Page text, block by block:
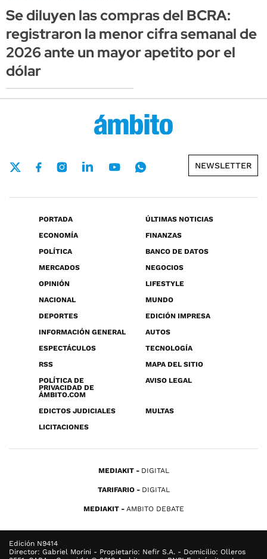
Se diluyen las compras del BCRA:
registraron la menor cifra semanal de
2026 ante un mayor apetito por el
dólar
NEWSLETTER
PORTADA
ÚLTIMAS NOTICIAS
ECONOMÍA
FINANZAS
POLÍTICA
BANCO DE DATOS
MERCADOS
NEGOCIOS
OPINIÓN
LIFESTYLE
NACIONAL
MUNDO
DEPORTES
EDICIÓN IMPRESA
INFORMACIÓN GENERAL
AUTOS
ESPECTÁCULOS
TECNOLOGÍA
RSS
MAPA DEL SITIO
POLÍTICA DE
PRIVACIDAD DE
ÁMBITO.COM
AVISO LEGAL
EDICTOS JUDICIALES
MULTAS
LICITACIONES
MEDIAKIT DIGITAL
TARIFARIO DIGITAL
MEDIAKIT AMBITO DEBATE
Edición N9414
Director: Gabriel Morini - Propietario: Nefir S.A. - Domicilio: Olleros